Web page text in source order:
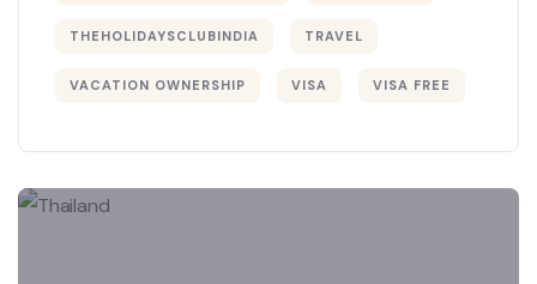
THEHOLIDAYSCLUBINDIA TRAVEL
VACATION OWNERSHIP VISA VISA FREE